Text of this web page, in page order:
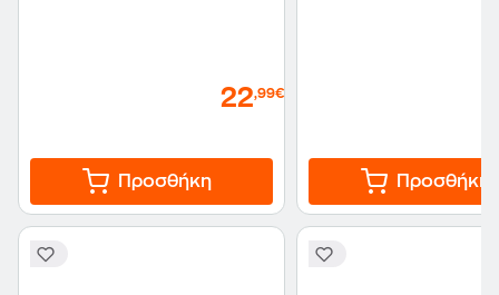
22,99€
Προσθήκη Προσθήκη